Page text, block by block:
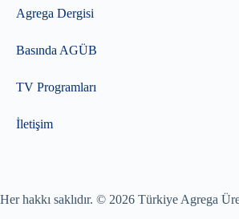
Agrega Dergisi
Basında AGÜB
TV Programları
İletişim
Her hakkı saklıdır. © 2026 Türkiye Agrega